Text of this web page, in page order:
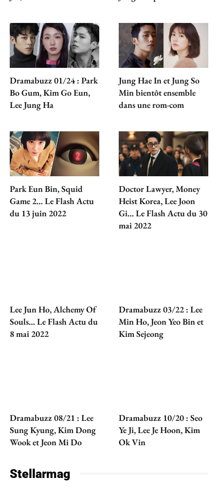
Dramabuzz 01/24 : Park
Bo Gum, Kim Go Eun,
Lee Jung Ha
Jung Hae In et Jung So
Min bientôt ensemble
dans une rom-com
Park Eun Bin, Squid
Game 2… Le Flash Actu
du 13 juin 2022
Doctor Lawyer, Money
Heist Korea, Lee Joon
Gi… Le Flash Actu du 30
mai 2022
Lee Jun Ho, Alchemy Of
Souls… Le Flash Actu du
8 mai 2022
Dramabuzz 03/22 : Lee
Min Ho, Jeon Yeo Bin et
Kim Sejeong
Dramabuzz 08/21 : Lee
Sung Kyung, Kim Dong
Wook et Jeon Mi Do
Dramabuzz 10/20 : Seo
Ye Ji, Lee Je Hoon, Kim
Ok Vin
Stellarmag